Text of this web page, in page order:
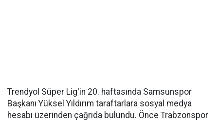
Trendyol Süper Lig'in 20. haftasında Samsunspor
Başkanı Yüksel Yıldırım taraftarlara sosyal medya
hesabı üzerinden çağrıda bulundu. Önce Trabzonspor